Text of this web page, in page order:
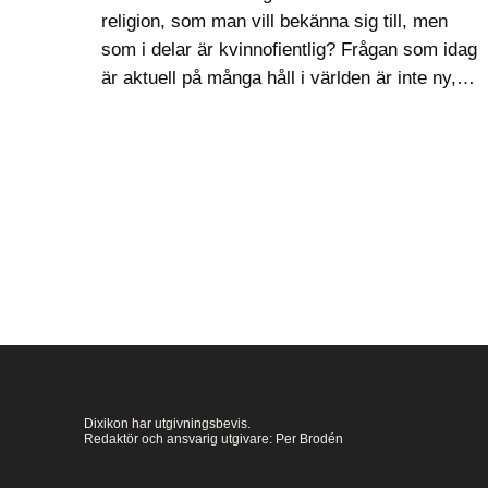
religion, som man vill bekänna sig till, men
som i delar är kvinnofientlig? Frågan som idag
är aktuell på många håll i världen är inte ny,
Dixikon har utgivningsbevis.
Redaktör och ansvarig utgivare: Per Brodén